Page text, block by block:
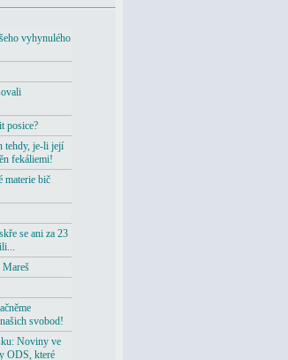
vyhynulého
posice?
tehdy, je-li její
fekáliemi!
materie bič
se ani za 23
Mareš
svobod!
Noviny ve
ODS, které